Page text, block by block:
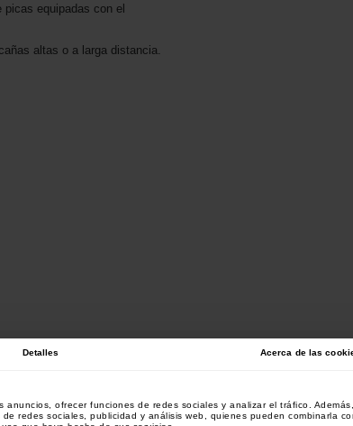
Detalles Acerca de las
ofrecer funciones de redes sociales y analizar el tráfico.
redes sociales, publicidad y análisis web, quienes pueden combinarla
equipadas con el
altas o a larga distancia.
accesorios en la parte